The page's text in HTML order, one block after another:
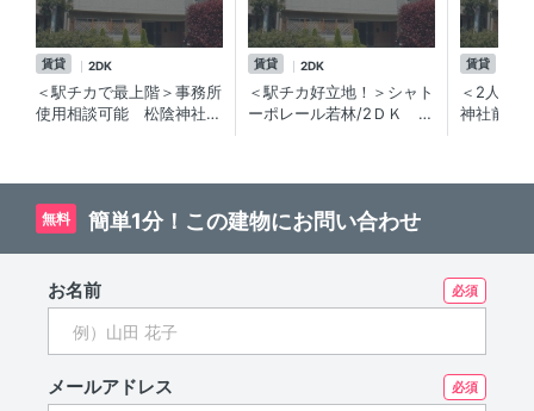
賃貸 2DK
＜駅チカで最上階＞事務所
使用相談可能 松陰神社前
賃貸 2DK
＜駅チカ好立地！＞シャト
ーポレール若林/2ＤＫ 事
賃貸
＜2人で
神社前駅
無料 簡単1分！この建物にお問い合わせ
お名前
メールアドレス